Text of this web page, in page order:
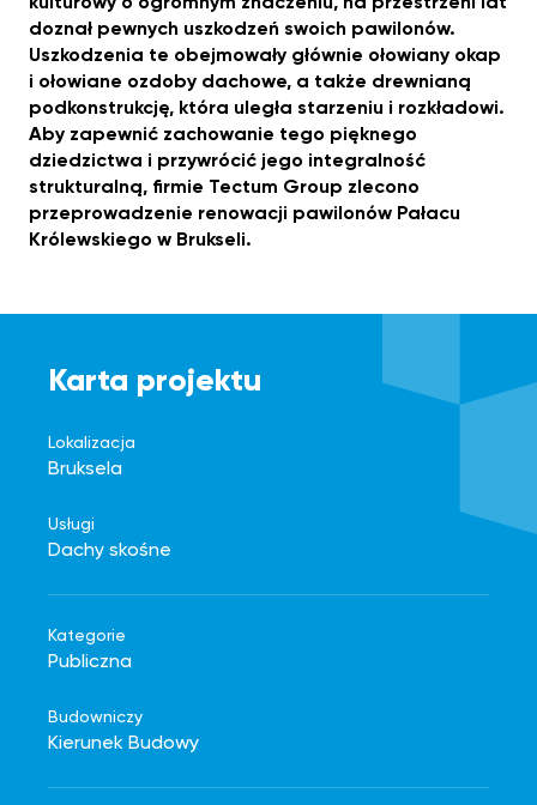
doznał pewnych uszkodzeń swoich pawilonów.
Uszkodzenia te obejmowały głównie ołowiany okap
i ołowiane ozdoby dachowe, a także drewnianą
podkonstrukcję, która uległa starzeniu i rozkładowi.
Aby zapewnić zachowanie tego pięknego
dziedzictwa i przywrócić jego integralność
strukturalną, firmie Tectum Group zlecono
przeprowadzenie renowacji pawilonów Pałacu
Królewskiego w Brukseli.
Karta projektu
Lokalizacja
Bruksela
Usługi
Dachy skośne
Kategorie
Publiczna
Budowniczy
Kierunek Budowy